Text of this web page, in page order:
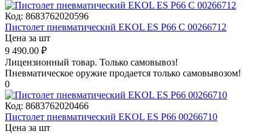
Код: 8683762020596
Пистолет пневматический EKOL ES P66 C 00266712
Цена за шт
9 490.00 ₽
Лицензионный товар. Только самовывоз!
Пневматическое оружие продается только самовывозом!
0
Код: 8683762020466
Пистолет пневматический EKOL ES P66 00266710
Цена за шт